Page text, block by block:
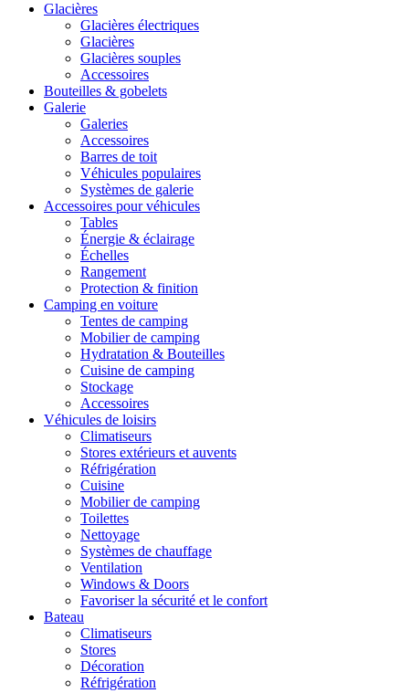
Glacières
Glacières électriques
Glacières
Glacières souples
Accessoires
Bouteilles & gobelets
Galerie
Galeries
Accessoires
Barres de toit
Véhicules populaires
Systèmes de galerie
Accessoires pour véhicules
Tables
Énergie & éclairage
Échelles
Rangement
Protection & finition
Camping en voiture
Tentes de camping
Mobilier de camping
Hydratation & Bouteilles
Cuisine de camping
Stockage
Accessoires
Véhicules de loisirs
Climatiseurs
Stores extérieurs et auvents
Réfrigération
Cuisine
Mobilier de camping
Toilettes
Nettoyage
Systèmes de chauffage
Ventilation
Windows & Doors
Favoriser la sécurité et le confort
Bateau
Climatiseurs
Stores
Décoration
Réfrigération